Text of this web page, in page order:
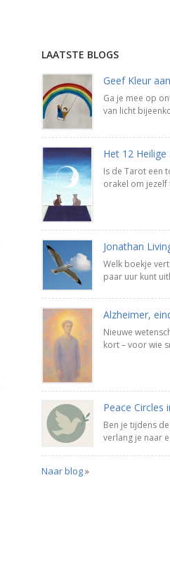
LAATSTE BLOGS
Geef Kleur
Ga je mee op
van licht
Het 12
Is de Tarot een
orakel om jezelf
Jonathan
Welk boekje
paar uur kunt
Alzheimer,
Nieuwe
kort – voor wie
Peace Circles
Ben je tijdens
verlang je naar
Naar blog»